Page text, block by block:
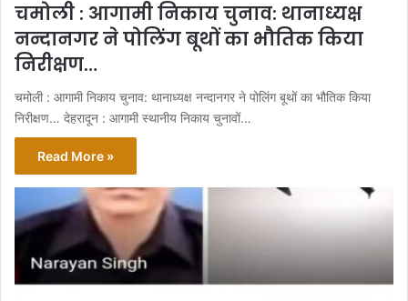
चमोली : आगामी निकाय चुनाव: थानाध्यक्ष
नन्दानगर ने पोलिंग बूथों का भौतिक किया
निरीक्षण…
चमोली : आगामी निकाय चुनाव: थानाध्यक्ष नन्दानगर ने पोलिंग बूथों का भौतिक किया
निरीक्षण… देहरादून : आगामी स्थानीय निकाय चुनावों…
Read More »